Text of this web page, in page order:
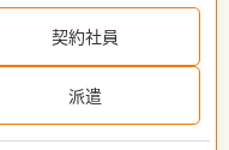
契約社員
派遣